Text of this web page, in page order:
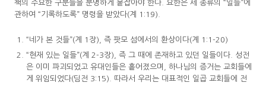
책의 주요한 구분들을 분명하게 붙잡아야 한다. 요한은 세 종류의 “일들”에
관하여 “기록하도록” 명령을 받았다(계 1:19).
“네가 본 것들”(계 1장), 즉 팟모 섬에서의 환상이다(계 1:1-20)
“현재 있는 일들”(계 2-3장), 즉 그 때에 존재하고 있던 일들이다. 성전
은 이미 파괴되었고 유대인들은 흩어졌으며, 하나님의 증거는 교회들에
게 위임되었다(딤전 3:15). 따라서 우리는 대표적인 일곱 교회들에 전